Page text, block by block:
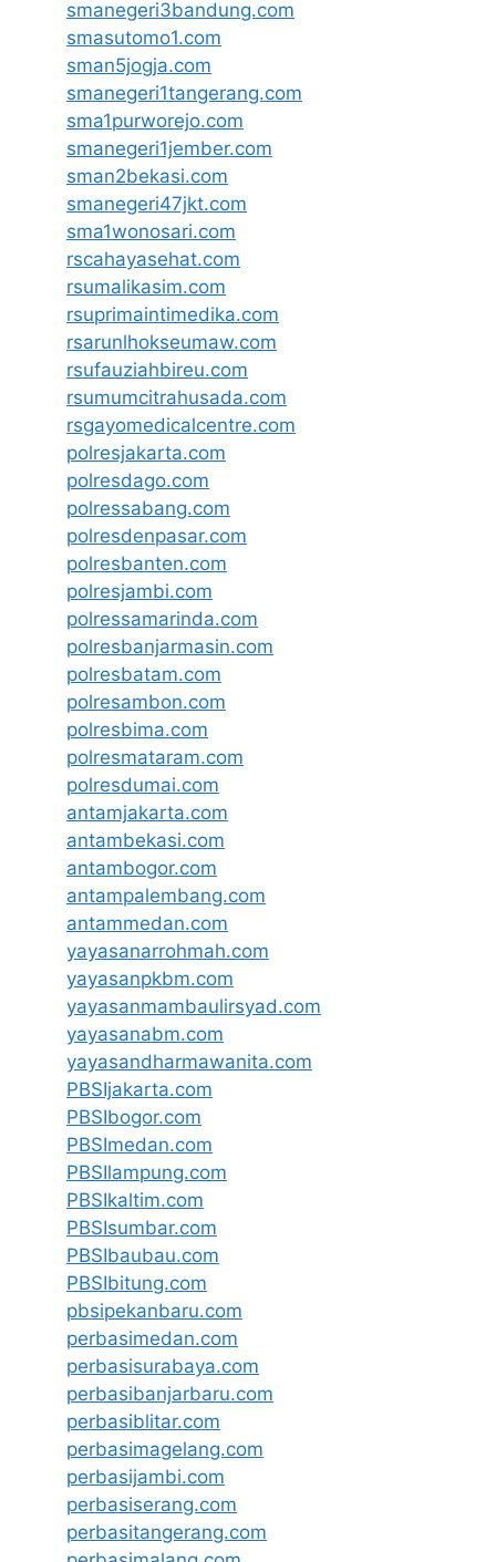
smanegeri3bandung.com
smasutomo1.com
sman5jogja.com
smanegeri1tangerang.com
sma1purworejo.com
smanegeri1jember.com
sman2bekasi.com
smanegeri47jkt.com
sma1wonosari.com
rscahayasehat.com
rsumalikasim.com
rsuprimaintimedika.com
rsarunlhokseumaw.com
rsufauziahbireu.com
rsumumcitrahusada.com
rsgayomedicalcentre.com
polresjakarta.com
polresdago.com
polressabang.com
polresdenpasar.com
polresbanten.com
polresjambi.com
polressamarinda.com
polresbanjarmasin.com
polresbatam.com
polresambon.com
polresbima.com
polresmataram.com
polresdumai.com
antamjakarta.com
antambekasi.com
antambogor.com
antampalembang.com
antammedan.com
yayasanarrohmah.com
yayasanpkbm.com
yayasanmambaulirsyad.com
yayasanabm.com
yayasandharmawanita.com
PBSIjakarta.com
PBSIbogor.com
PBSImedan.com
PBSIlampung.com
PBSIkaltim.com
PBSIsumbar.com
PBSIbaubau.com
PBSIbitung.com
pbsipekanbaru.com
perbasimedan.com
perbasisurabaya.com
perbasibanjarbaru.com
perbasiblitar.com
perbasimagelang.com
perbasijambi.com
perbasiserang.com
perbasitangerang.com